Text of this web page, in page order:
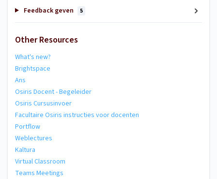
Feedback geven 5
Other Resources
What's new?
Brightspace
Ans
Osiris Docent - Begeleider
Osiris Cursusinvoer
Facultaire Osiris instructies voor docenten
Portflow
Weblectures
Kaltura
Virtual Classroom
Teams Meetings